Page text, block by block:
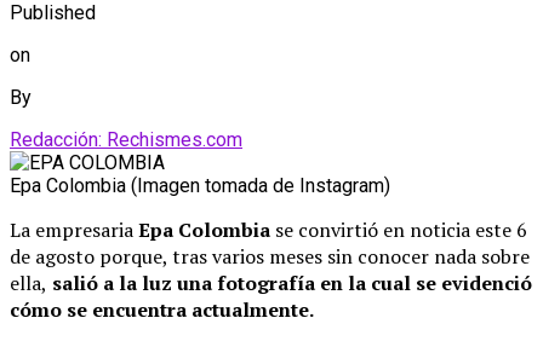
Published
on
By
Redacción: Rechismes.com
Epa Colombia (Imagen tomada de Instagram)
La empresariaEpa Colombia se convirtió en noticia este 6
de agosto porque, tras varios meses sin conocer nada sobre
ella, salió a la luz una fotografía en la cual se evidenció
cómo se encuentra actualmente.